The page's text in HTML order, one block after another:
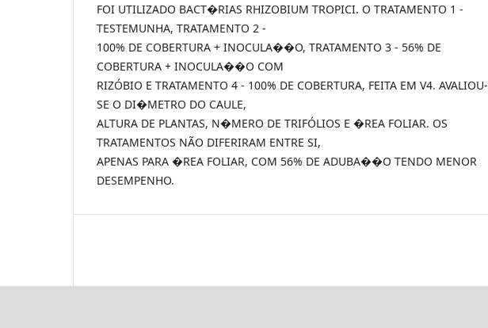
FOI UTILIZADO BACT�RIAS RHIZOBIUM TROPICI. O TRATAMENTO 1 -
TESTEMUNHA, TRATAMENTO 2 -
100% DE COBERTURA + INOCULA��O, TRATAMENTO 3 - 56% DE
COBERTURA + INOCULA��O COM
RIZÓBIO E TRATAMENTO 4 - 100% DE COBERTURA, FEITA EM V4. AVALIOU-
SE O DI�METRO DO CAULE,
ALTURA DE PLANTAS, N�MERO DE TRIFÓLIOS E �REA FOLIAR. OS
TRATAMENTOS NÃO DIFERIRAM ENTRE SI,
APENAS PARA �REA FOLIAR, COM 56% DE ADUBA��O TENDO MENOR
DESEMPENHO.